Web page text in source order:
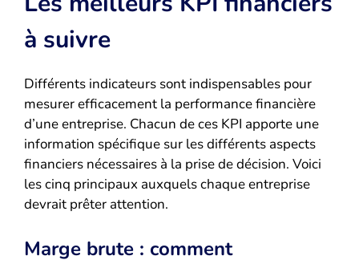
à suivre
Différents indicateurs sont indispensables pour
mesurer efficacement la performance financière
d’une entreprise. Chacun de ces KPI apporte une
information spécifique sur les différents aspects
financiers nécessaires à la prise de décision. Voici
les cinq principaux auxquels chaque entreprise
devrait prêter attention.
Marge brute : comment